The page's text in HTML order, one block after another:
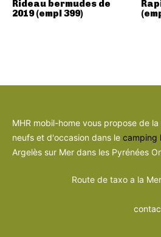
Rideau bermudes de
2019 (empl 399)
MHR mobil-home vous propose de
neufs et d'occasion dans le camping
Argelès sur Mer dans les Pyrénées
Route de taxo a la